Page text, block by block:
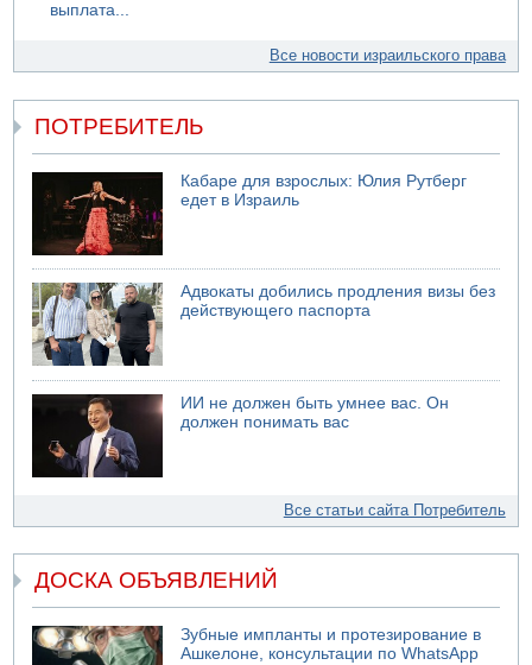
выплата...
Все новости израильского права
ПОТРЕБИТЕЛЬ
Кабаре для взрослых: Юлия Рутберг
едет в Израиль
Адвокаты добились продления визы без
действующего паспорта
ИИ не должен быть умнее вас. Он
должен понимать вас
Все статьи сайта Потребитель
ДОСКА ОБЪЯВЛЕНИЙ
Зубные импланты и протезирование в
Ашкелоне, консультации по WhatsApp